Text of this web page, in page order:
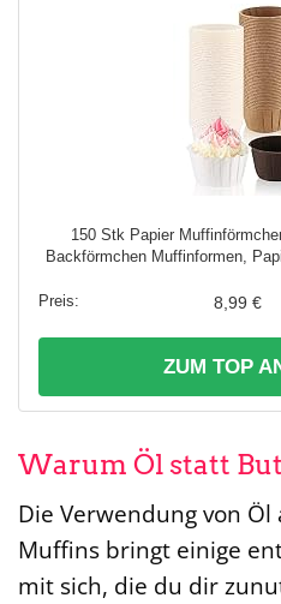
150 Stk Papier
Backförmchen Muffinformen,
8,99 €
ZUM TOP
Warum Öl statt
Die Verwendung von
Muffins bringt einige
mit sich, die du dir